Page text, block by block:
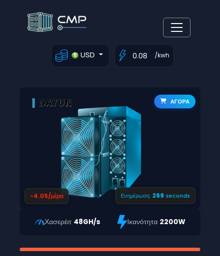
USD /kwh
ΑΓΟΡΑ
-4.05/μέρα Ενημέρωση: 268 seconds
Χασερέιτ 48GH/s Ικανότητα 2200W